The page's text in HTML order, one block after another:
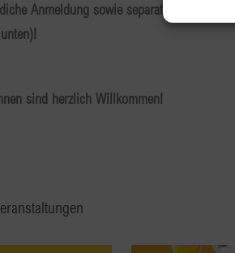
Anmeldung sowie separate
sind herzlich Willkommen!